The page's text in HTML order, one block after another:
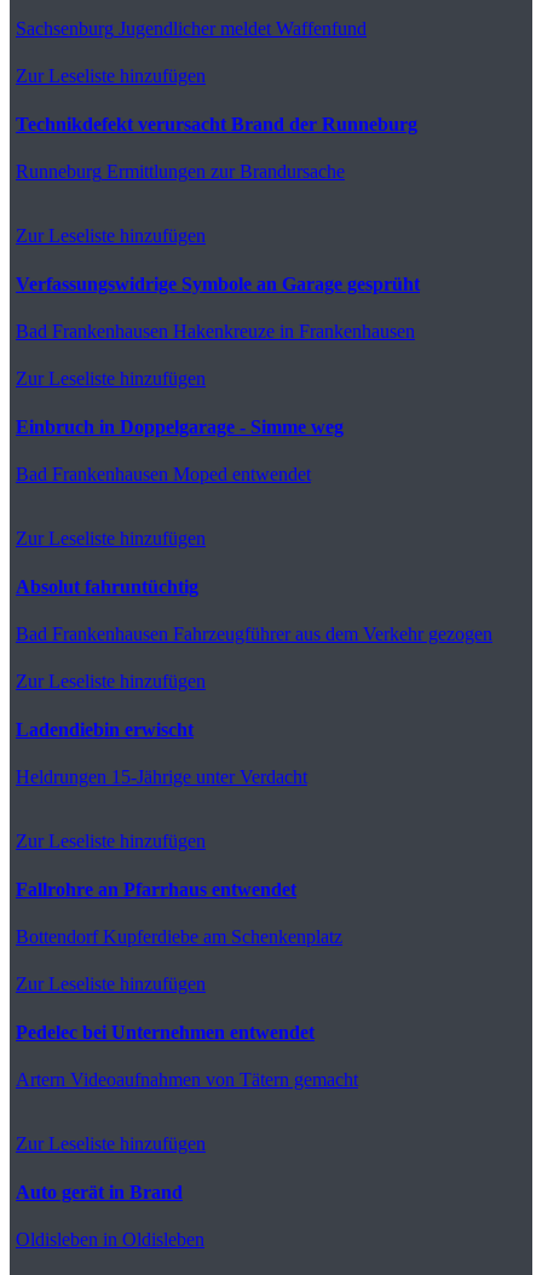
Sachsenburg Jugendlicher meldet Waffenfund
Zur Leseliste hinzufügen
Technikdefekt verursacht Brand der Runneburg
Runneburg Ermittlungen zur Brandursache
Zur Leseliste hinzufügen
Verfassungswidrige Symbole an Garage gesprüht
Bad Frankenhausen Hakenkreuze in Frankenhausen
Zur Leseliste hinzufügen
Einbruch in Doppelgarage - Simme weg
Bad Frankenhausen Moped entwendet
Zur Leseliste hinzufügen
Absolut fahruntüchtig
Bad Frankenhausen Fahrzeugführer aus dem Verkehr gezogen
Zur Leseliste hinzufügen
Ladendiebin erwischt
Heldrungen 15-Jährige unter Verdacht
Zur Leseliste hinzufügen
Fallrohre an Pfarrhaus entwendet
BottendorfKupferdiebe am Schenkenplatz
Zur Leseliste hinzufügen
Pedelec bei Unternehmen entwendet
Artern Videoaufnahmen von Tätern gemacht
Zur Leseliste hinzufügen
Auto gerät in Brand
Oldisleben in Oldisleben